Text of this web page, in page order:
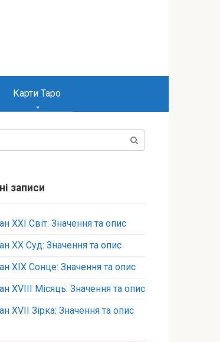
Карти Таро
записи
XXI Світ: Значення та опис
XX Суд: Значення та опис
XIX Сонце: Значення та опис
XVIII Місяць: Значення та опис
XVII Зірка: Значення та опис